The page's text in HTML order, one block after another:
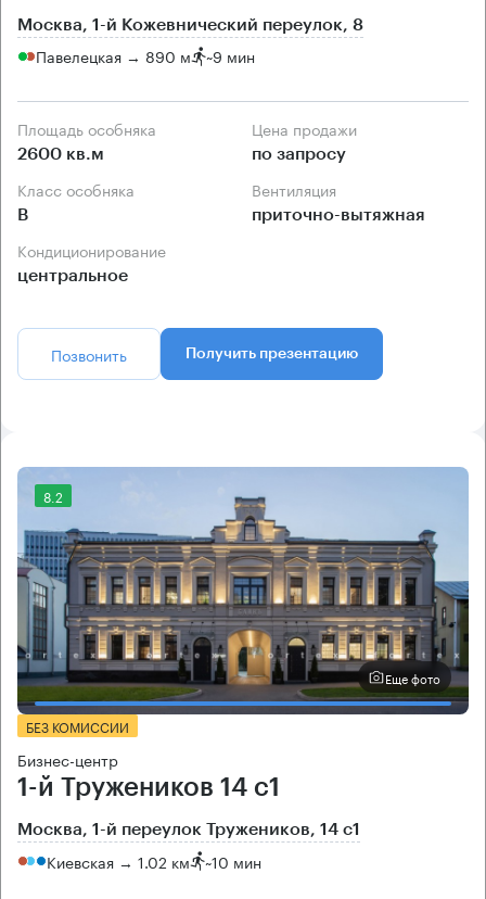
Москва, 1-й Кожевнический переулок, 8
Павелецкая → 890 м ~9 мин
Площадь особняка
2600 кв.м
Цена продажи
по запросу
Класс особняка
B
Вентиляция
приточно-вытяжная
Кондиционирование
центральное
Позвонить Получить презентацию
8.2
Еще фото
БЕЗ КОМИССИИ
Бизнес-центр
1-й Тружеников 14 с1
Москва, 1-й переулок Тружеников, 14 с1
Киевская → 1.02 км ~10 мин